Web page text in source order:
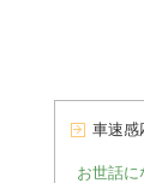
車速感
お世話に